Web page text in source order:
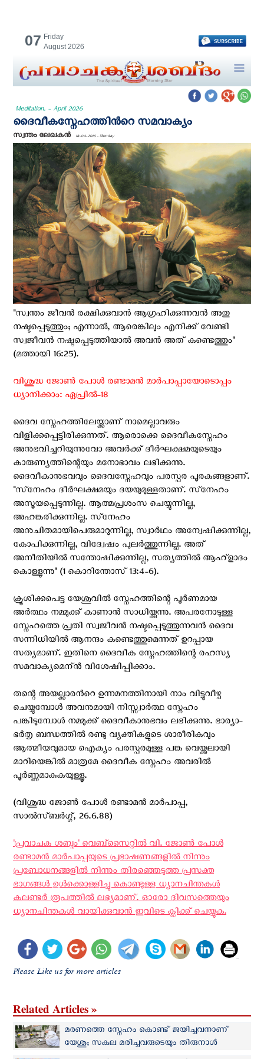
07 Friday
August 2026
Meditation. - April 2026
ദൈവീകസ്നേഹത്തിന്‍റെ സമവാക്യം
സ്വന്തം ലേഖകന്‍ 18-04-2016 - Monday
"സ്വന്തം ജീവൻ രക്ഷിക്കുവാൻ ആഗ്രഹിക്കുന്നവൻ അതു
നഷ്ടപ്പെടുത്തും; എന്നാൽ, ആരെങ്കിലും എനിക്ക് വേണ്ടി
സ്വജീവൻ നഷ്ടപ്പെടുത്തിയാൽ അവൻ അത് കണ്ടെത്തും"
(മത്തായി 16:25).
വിശുദ്ധ ജോൺ പോള്‍ രണ്ടാമൻ മാർപാപ്പായോടൊപ്പം
ധ്യാനിക്കാം: ഏപ്രില്‍-18
ദൈവ സ്നേഹത്തിലേയ്ക്കാണ് നാമെല്ലാവരും
വിളിക്കപ്പെട്ടിരിക്കുന്നത്. ആരൊക്കെ ദൈവീകസ്നേഹം
അനുഭവിച്ചറിയുന്നുവോ അവര്‍ക്ക് ദീർഘക്ഷമയുടെയും
കാരുണ്യത്തിന്റെയും മനോഭാവം ലഭിക്കുന്നു.
ദൈവീകാനുഭവവും ദൈവസ്നേഹവും പരസ്പര പൂരകങ്ങളാണ്.
"സ്‌നേഹം ദീര്‍ഘക്ഷമയും ദയയുമുള്ളതാണ്. സ്‌നേഹം
അസൂയപ്പെടുന്നില്ല. ആത്മപ്രശംസ ചെയ്യുന്നില്ല,
അഹങ്കരിക്കുന്നില്ല. സ്‌നേഹം
അനുചിതമായിപെരുമാറുന്നില്ല, സ്വാര്‍ഥം അന്വേഷിക്കുന്നില്ല,
കോപിക്കുന്നില്ല, വിദ്വേഷം പുലര്‍ത്തുന്നില്ല. അത്
അനീതിയില്‍ സന്തോഷിക്കുന്നില്ല, സത്യത്തില്‍ ആഹ്‌ളാദം
കൊള്ളുന്നു" (1 കൊറിന്തോസ് 13:4-6).
ക്രൂശിക്കപെട്ട യേശുവിൽ സ്നേഹത്തിന്റെ പൂർണമായ
അര്‍ത്ഥം നമ്മുക്ക് കാണാന്‍ സാധിയ്ക്കുന്നു. അപരനോടുള്ള
സ്നേഹത്തെ പ്രതി സ്വജീവൻ നഷ്ടപ്പെടുത്തുന്നവൻ ദൈവ
സന്നിധിയില്‍ ആനന്ദം കണ്ടെത്തുമെന്നത് ഉറപ്പായ
സത്യമാണ്. ഇതിനെ ദൈവീക സ്നേഹത്തിന്റെ രഹസ്യ
സമവാക്യമെന്ന്‍ വിശേഷിപ്പിക്കാം.
തന്റെ അയല്ക്കാരന്‍റെ ഉന്നമനത്തിനായി നാം വിട്ടുവീഴ്ച
ചെയ്യുമ്പോൾ അവനുമായി നിസ്സ്വാർത്ഥ സ്നേഹം
പങ്കിടുമ്പോൾ നമ്മുക്ക് ദൈവീകാനുഭവം ലഭിക്കുന്നു. ഭാര്യാ-
ഭർതൃ ബന്ധത്തില്‍ രണ്ടു വ്യക്തികളുടെ ശാരീരികവും
ആത്മീയവുമായ ഐക്യം പരസ്പരമുള്ള പങ്കു വെയ്ക്കലായി
മാറിയെങ്കില്‍ മാത്രമേ ദൈവീക സ്നേഹം അവരിൽ
പൂര്‍ണ്ണമാകുകയുള്ളൂ.
(വിശുദ്ധ ജോൺ പോള്‍ രണ്ടാമൻ മാർപാപ്പ,
സാൽസ്ബർഗ്ഗ്, 26.6.88)
'പ്രവാചക ശബ്ദം' വെബ്സൈറ്റില്‍ വി. ജോണ്‍ പോള്‍
രണ്ടാമന്‍ മാര്‍പാപ്പയുടെ പ്രഭാഷണങ്ങളില്‍ നിന്നും
പ്രബോധനങ്ങളില്‍ നിന്നും തിരഞ്ഞെടുത്ത പ്രസക്ത
ഭാഗങ്ങള്‍ ഉള്‍ക്കൊള്ളിച്ചു കൊണ്ടുള്ള ധ്യാനചിന്തകള്‍
കലണ്ടര്‍ രൂപത്തില്‍ ലഭ്യമാണ്. ഓരോ ദിവസത്തെയും
ധ്യാനചിന്തകള്‍ വായിക്കുവാന്‍ ഇവിടെ ക്ലിക്ക് ചെയ്യുക.
Please Like us for more articles
Related Articles »
മരണത്തെ സ്നേഹം കൊണ്ട് ജയിച്ചവനാണ്
യേശു; സകല മരിച്ചവരുടെയും തിരുനാള്‍